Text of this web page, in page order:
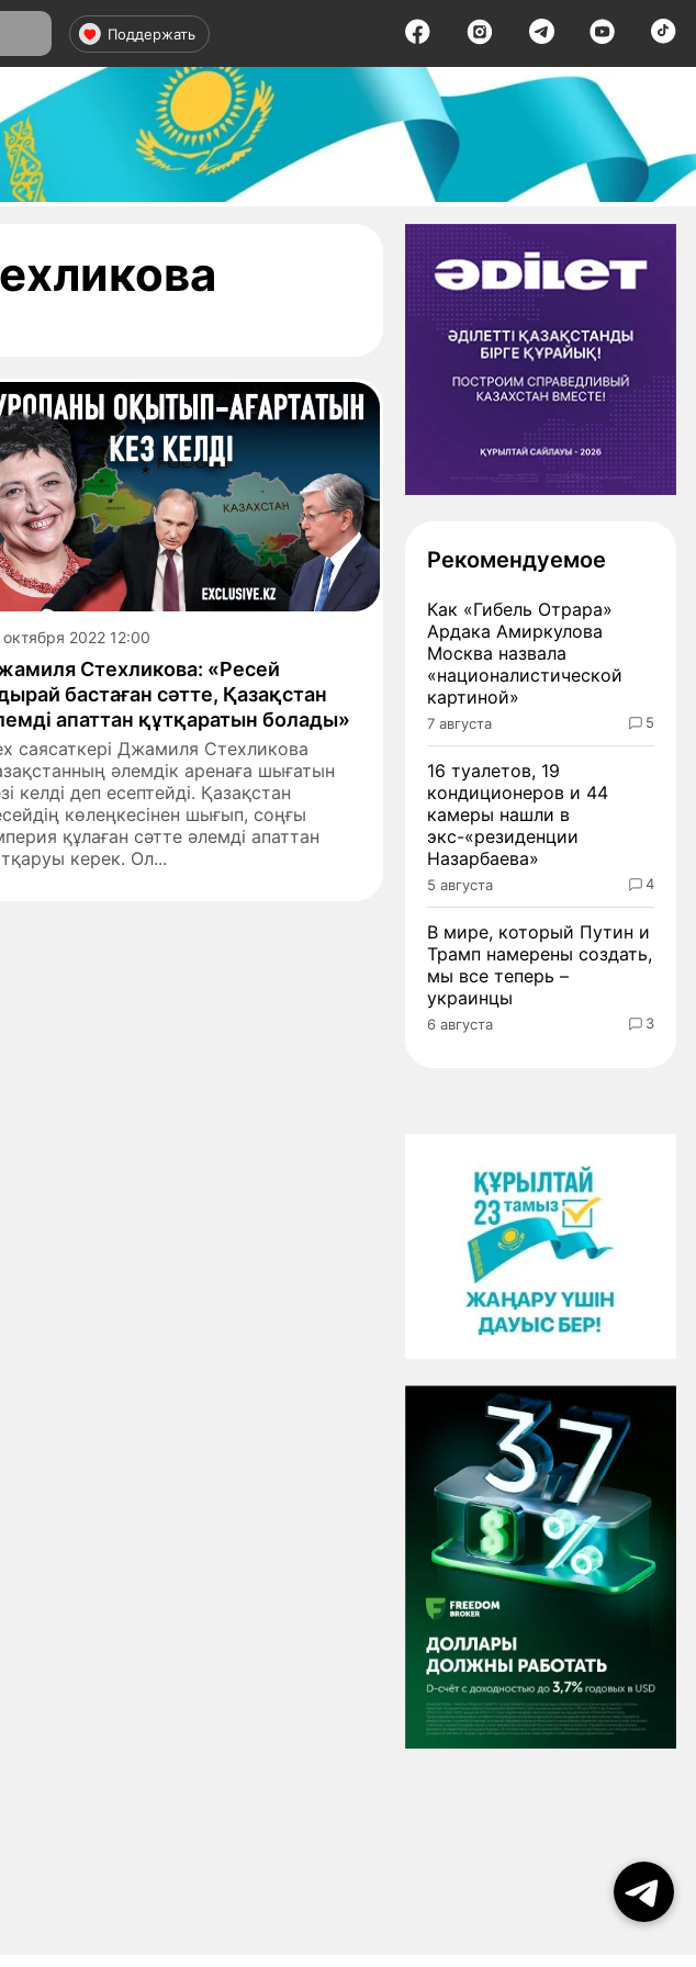
Поддержать
- страница 1
октября 2022 12:00
Стехликова: «Ресей
бастаған сәтте, Қазақстан
апаттан құтқаратын болады»
саясаткері Джамиля Стехликова
әлемдік аренаға шығатын
келді деп есептейді. Қазақстан
көлеңкесінен шығып, соңғы
құлаған сәтте әлемді апаттан
керек. Ол...
Рекомендуемое
Как «Гибель Отрара»
Ардака Амиркулова
Москва назвала
«националистической
картиной»
7 августа 5
16 туалетов, 19
кондиционеров и 44
камеры нашли в
экс-«резиденции
Назарбаева»
5 августа 4
В мире, который Путин и
Трамп намерены создать,
мы все теперь –
украинцы
6 августа 3